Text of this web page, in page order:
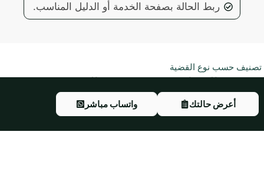
ربط الحالة بصفحة الخدمة أو الدليل المناسب.
تصنيف حسب نوع القضية
تصنيف المحامين حسب نوع القضية
أول خطوة في منهجية التصنيف هي فهم نوع المشكلة. لأن الباحث
عن طلاق أو حضانة لا يحتاج نفس المسار الذي يحتاجه من لديه بلاغ
أعرض حالتك واتساب مباشر